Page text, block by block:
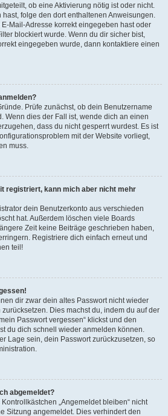
ob eine Aktivierung nötig ist oder nicht.
folge den dort enthaltenen Anweisungen.
Mail-Adresse korrekt eingegeben hast oder
blockiert wurde. Wenn du dir sicher bist,
eingegeben wurde, dann kontaktiere einen
Prüfe zunächst, ob dein Benutzername
Wenn dies der Fall ist, wende dich an einen
dass du nicht gesperrt wurdest. Es ist
mit der Website vorliegt,
muss.
registriert, kann mich aber nicht mehr
dein Benutzerkonto aus verschieden
hat. Außerdem löschen viele Boards
Zeit keine Beiträge geschrieben haben,
Registriere dich einfach erneut und
teil!
dir zwar dein altes Passwort nicht wieder
Dies machst du, indem du auf der
Passwort vergessen“ klickst und den
du dich schnell wieder anmelden können.
Lage sein, dein Passwort zurückzusetzen, so
abgemeldet?
„Angemeldet bleiben“ nicht
Sitzung angemeldet. Dies verhindert den